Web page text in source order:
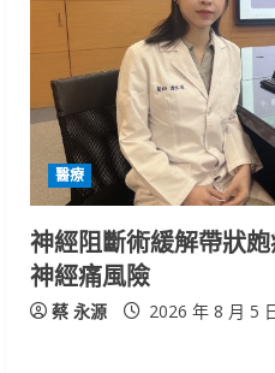
醫療
神經阻斷術緩解帶狀
神經痛風險
蔡 永源 2026 年 8 月 5